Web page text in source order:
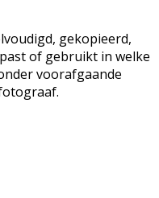
gekopieerd,
of gebruikt in welke
voorafgaande